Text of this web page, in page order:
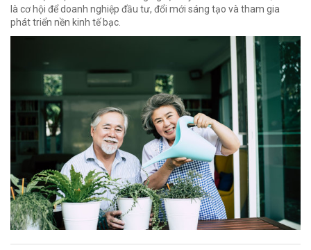
là cơ hội để doanh nghiệp đầu tư, đổi mới sáng tạo và tham gia
phát triển nền kinh tế bạc.